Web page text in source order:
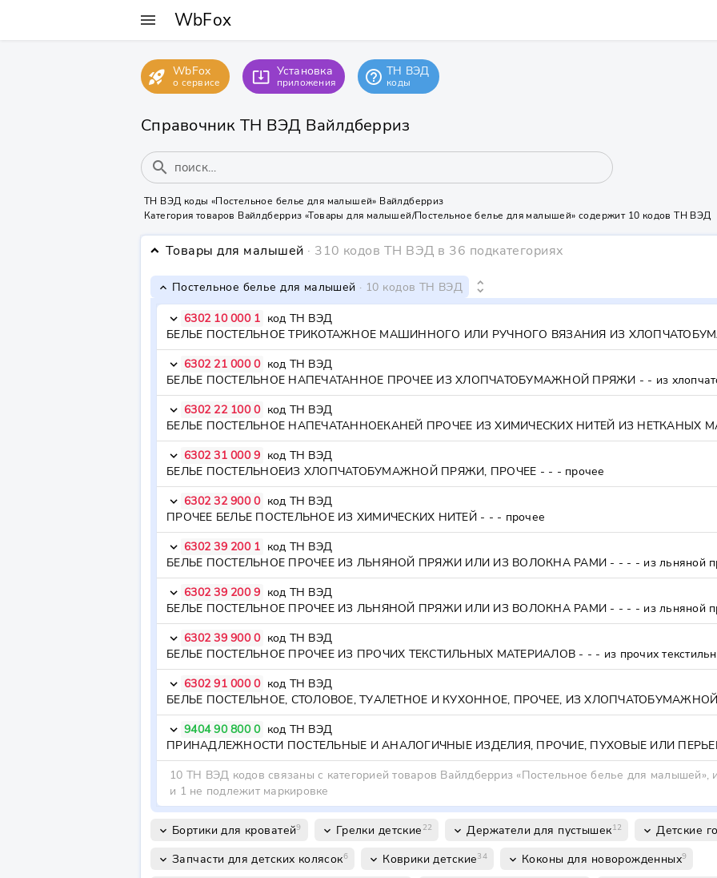
menu WbFox
rocket_launch WbFox
о сервисе system_update_alt Установка
приложения help_outline ТН ВЭД
коды
Справочник ТН ВЭД Вайлдберриз
search
ТН ВЭД коды «Постельное белье для малышей» Вайлдберриз
Категория товаров Вайлдберриз «Товары для малышей/Постельное белье для малышей» содержит 10 кодов ТН ВЭД
keyboard_arrow_down Товары для малышей · 310 кодов ТН ВЭД в 36 подкатегориях
keyboard_arrow_down Постельное белье для малышей · 10 кодов ТН ВЭД unfold_more
keyboard_arrow_down 6302 10 000 1 код ТН ВЭД
keyboard_arrow_down 6302 21 000 0 код ТН ВЭД
БЕЛЬЕ ПОСТЕЛЬНОЕ НАПЕЧАТАННОЕ ПРОЧЕЕ ИЗ ХЛОПЧАТОБУМАЖНОЙ ПРЯЖИ - - из
keyboard_arrow_down 6302 22 100 0 код ТН ВЭД
keyboard_arrow_down 6302 31 000 9 код ТН ВЭД
БЕЛЬЕ ПОСТЕЛЬНОЕИЗ ХЛОПЧАТОБУМАЖНОЙ ПРЯЖИ, ПРОЧЕЕ - - - прочее
keyboard_arrow_down 6302 32 900 0 код ТН ВЭД
ПРОЧЕЕ БЕЛЬЕ ПОСТЕЛЬНОЕ ИЗ ХИМИЧЕСКИХ НИТЕЙ - - - прочее
keyboard_arrow_down 6302 39 200 1 код ТН ВЭД
БЕЛЬЕ ПОСТЕЛЬНОЕ ПРОЧЕЕ ИЗ ЛЬНЯНОЙ ПРЯЖИ ИЛИ ИЗ ВОЛОКНА РАМИ - - - - из льняной
keyboard_arrow_down 6302 39 200 9 код ТН ВЭД
keyboard_arrow_down 6302 39 900 0 код ТН ВЭД
БЕЛЬЕ ПОСТЕЛЬНОЕ ПРОЧЕЕ ИЗ ПРОЧИХ ТЕКСТИЛЬНЫХ МАТЕРИАЛОВ - - - из прочих
keyboard_arrow_down 6302 91 000 0 код ТН ВЭД
keyboard_arrow_down 9404 90 800 0 код ТН ВЭД
10 ТН ВЭД кодов связаны с категорией товаров Вайлдберриз «Постельное белье для
и 1 не подлежит маркировке
keyboard_arrow_down Бортики для кроватей9 keyboard_arrow_down Грелки детские 22 keyboard_arrow_down Держатели для пустышек12 keyboard_arrow_down Детские
keyboard_arrow_down Запчасти для детских колясок6 keyboard_arrow_down Коврики детские34 keyboard_arrow_down Коконы для новорожденных9